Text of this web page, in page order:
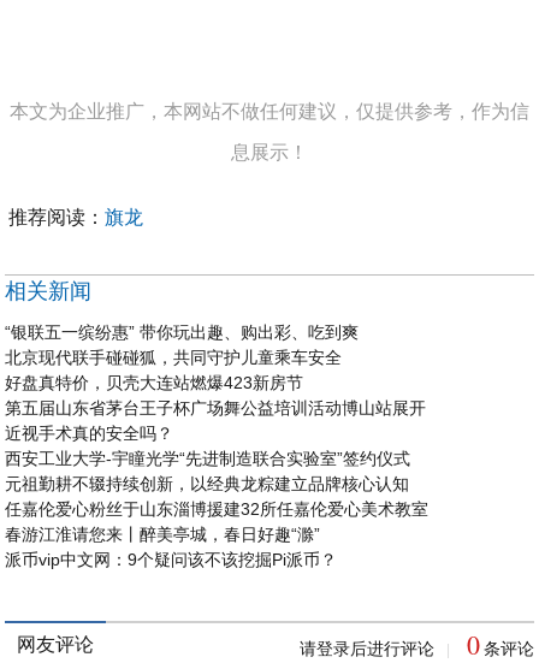
本文为企业推广，本网站不做任何建议，仅提供参考，作为信
息展示！
推荐阅读：旗龙
相关新闻
“银联五一缤纷惠” 带你玩出趣、购出彩、吃到爽
北京现代联手碰碰狐，共同守护儿童乘车安全
好盘真特价，贝壳大连站燃爆423新房节
第五届山东省茅台王子杯广场舞公益培训活动博山站展开
近视手术真的安全吗？
西安工业大学-宇瞳光学“先进制造联合实验室”签约仪式
元祖勤耕不辍持续创新，以经典龙粽建立品牌核心认知
任嘉伦爱心粉丝于山东淄博援建32所任嘉伦爱心美术教室
春游江淮请您来丨醉美亭城，春日好趣“滁”
派币vip中文网：9个疑问该不该挖掘Pi派币？
网友评论 请登录后进行评论 0 条评论